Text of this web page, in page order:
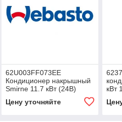
62U003FF073EE
Кондиционер накрышный
Smirne 11.7 кВт (24В)
Цену уточняйте
кВт